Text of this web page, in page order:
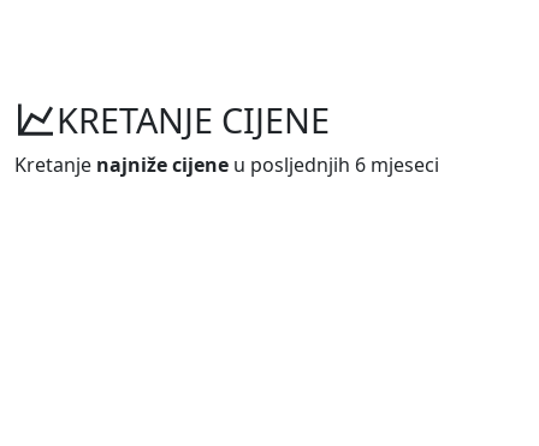
KRETANJE CIJENE
Kretanje najniže cijene u posljednjih 6 mjeseci